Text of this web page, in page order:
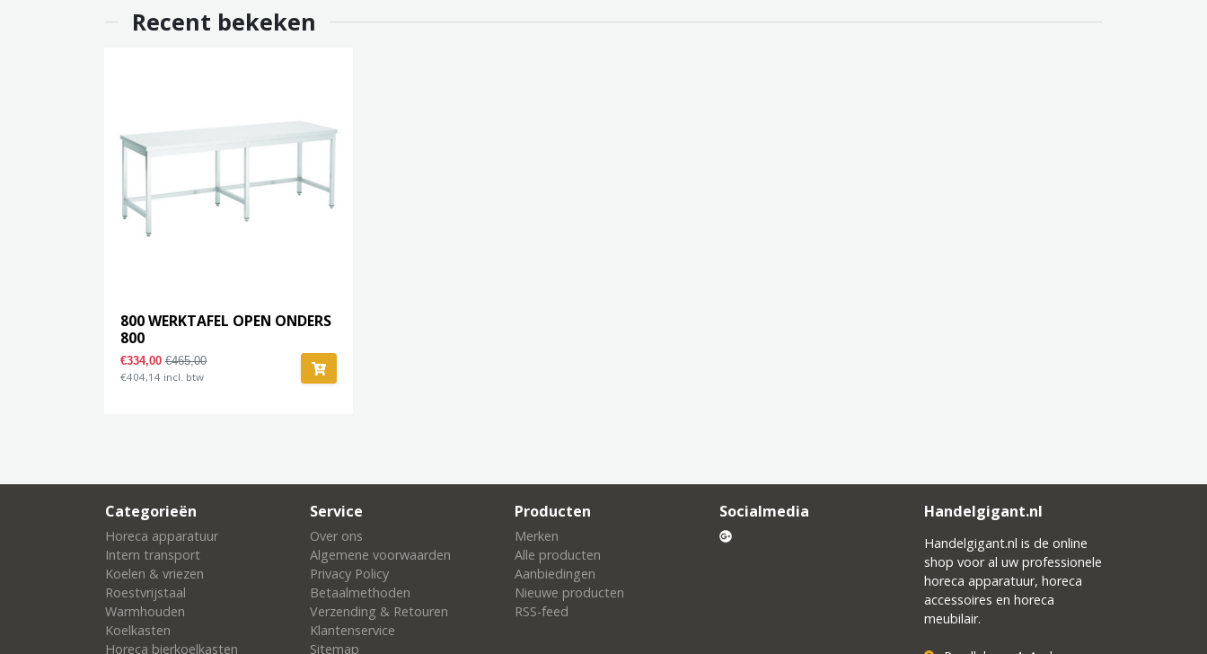
Recent bekeken
800 WERKTAFEL OPEN ONDERS
800
€334,00€465,00
€404,14 incl. btw
Categorieën
Horeca apparatuur
Intern transport
Koelen & vriezen
Roestvrijstaal
Warmhouden
Koelkasten
Horeca bierkoelkasten
Service
Over ons
Algemene voorwaarden
Privacy Policy
Betaalmethoden
Verzending & Retouren
Klantenservice
Sitemap
Producten
Merken
Alle producten
Aanbiedingen
Nieuwe producten
RSS-feed
Socialmedia Handelgigant.nl
Handelgigant.nl is de online
shop voor al uw professionele
horeca apparatuur, horeca
accessoires en horeca
meubilair.